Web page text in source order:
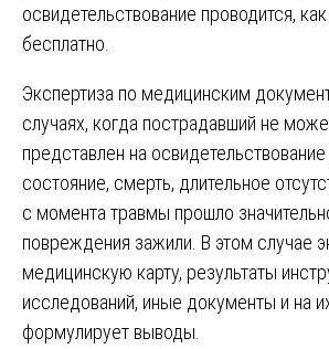
освидетельствование проводится,
бесплатно.
Экспертиза по медицинским
случаях, когда пострадавший не
представлен на
состояние, смерть, длительное
с момента травмы прошло
повреждения зажили. В этом случае
медицинскую карту, результаты
исследований, иные документы и на
формулирует выводы.